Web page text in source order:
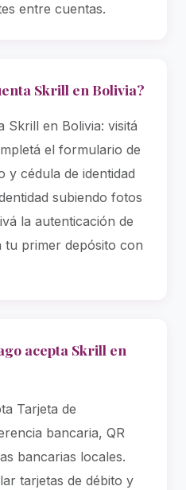
entre cuentas.
Skrill en Bolivia?
Skrill en Bolivia: visitá
el formulario de
cédula de identidad
subiendo fotos
la autenticación de
primer depósito con
acepta Skrill en
Tarjeta de
bancaria, QR
bancarias locales.
tarjetas de débito y